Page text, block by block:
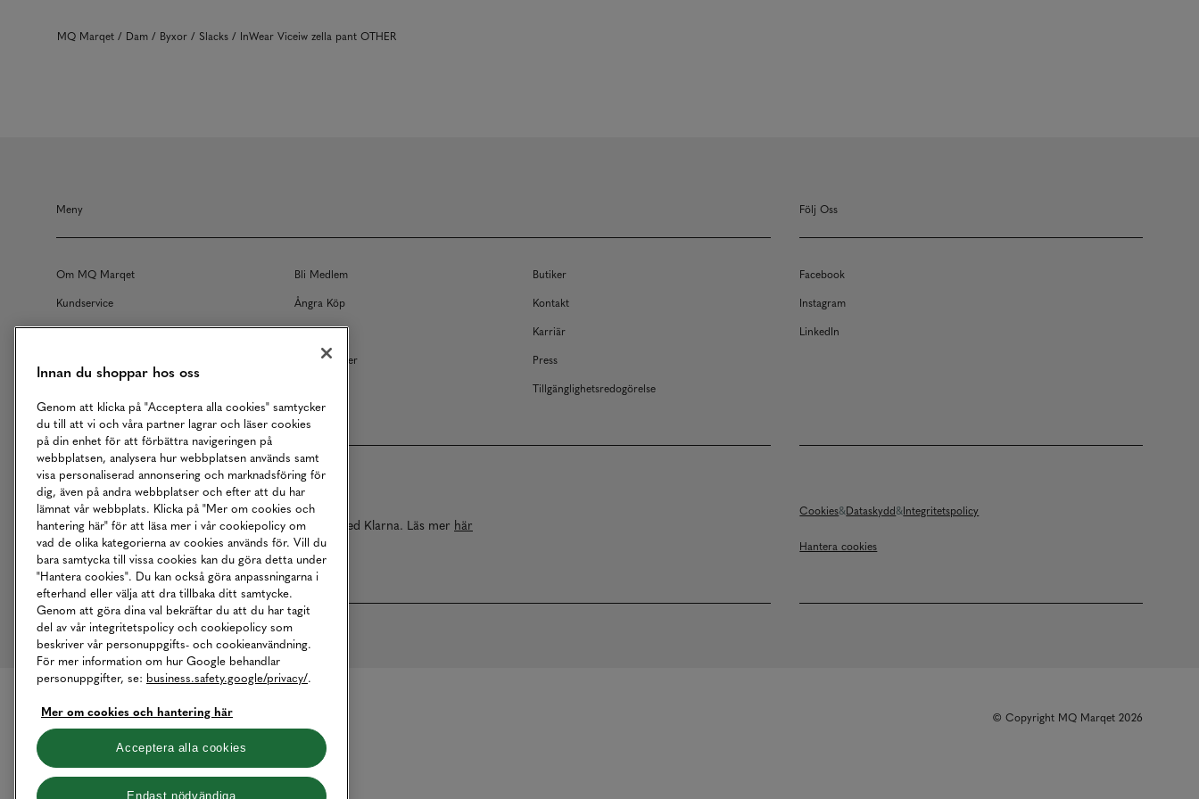
MQ Marqet Dam Byxor Slacks InWear Viceiw zella pant OTHER
Meny
Om MQ Marqet Bli Medlem
Butiker
Kundservice
Ångra Köp
Kontakt
Returer
Köpvillkor
Karriär
Våra Tjänster
Press
Tillgänglighetsredogörelse
Följ Oss
Facebook
Instagram
LinkedIn
Betalningar online sköts i samarbete med Klarna. Läs mer här
Cookies Dataskydd Integritetspolicy
Hantera cookies
© Copyright MQ Marqet 2026
Innan du shoppar hos oss
Genom att klicka på "Acceptera alla cookies" samtycker
du till att vi och våra partner lagrar och läser cookies
på din enhet för att förbättra navigeringen på
webbplatsen, analysera hur webbplatsen används samt
visa personaliserad annonsering och marknadsföring för
dig, även på andra webbplatser och efter att du har
lämnat vår webbplats. Klicka på "Mer om cookies och
hantering här" för att läsa mer i vår cookiepolicy om
vad de olika kategorierna av cookies används för. Vill du
bara samtycka till vissa cookies kan du göra detta under
"Hantera cookies". Du kan också göra anpassningarna i
efterhand eller välja att dra tillbaka ditt samtycke.
Genom att göra dina val bekräftar du att du har tagit
del av vår integritetspolicy och cookiepolicy som
beskriver vår personuppgifts- och cookieanvändning.
För mer information om hur Google behandlar
personuppgifter, se: business.safety.google/privacy/.
Mer om cookies och hantering här
Acceptera alla cookies
Endast nödvändiga